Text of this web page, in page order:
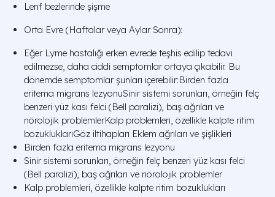
Lenf bezlerinde şişme
Orta Evre (Haftalar veya Aylar Sonra):
Eğer Lyme hastalığı erken evrede teşhis edilip tedavi
edilmezse, daha ciddi semptomlar ortaya çıkabilir. Bu
dönemde semptomlar şunları içerebilir:Birden fazla
eritema migrans lezyonuSinir sistemi sorunları, örneğin felç
benzeri yüz kası felci (Bell paralizi), baş ağrıları ve
nörolojik problemlerKalp problemleri, özellikle kalpte ritim
bozukluklarıGöz iltihapları Eklem ağrıları ve şişlikleri
Birden fazla eritema migrans lezyonu
Sinir sistemi sorunları, örneğin felç benzeri yüz kası felci
(Bell paralizi), baş ağrıları ve nörolojik problemler
Kalp problemleri, özellikle kalpte ritim bozuklukları